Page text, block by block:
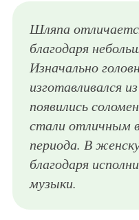
Шляпа
благодаря
Изначально
изготавливался
появились
стали отличным
периода. В
благодаря
музыки.